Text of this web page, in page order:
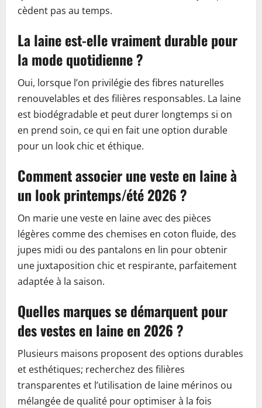
cèdent pas au temps.
La laine est-elle vraiment durable pour
la mode quotidienne ?
Oui, lorsque l’on privilégie des fibres naturelles
renouvelables et des filières responsables. La laine
est biodégradable et peut durer longtemps si on
en prend soin, ce qui en fait une option durable
pour un look chic et éthique.
Comment associer une veste en laine à
un look printemps/été 2026 ?
On marie une veste en laine avec des pièces
légères comme des chemises en coton fluide, des
jupes midi ou des pantalons en lin pour obtenir
une juxtaposition chic et respirante, parfaitement
adaptée à la saison.
Quelles marques se démarquent pour
des vestes en laine en 2026 ?
Plusieurs maisons proposent des options durables
et esthétiques; recherchez des filières
transparentes et l’utilisation de laine mérinos ou
mélangée de qualité pour optimiser à la fois